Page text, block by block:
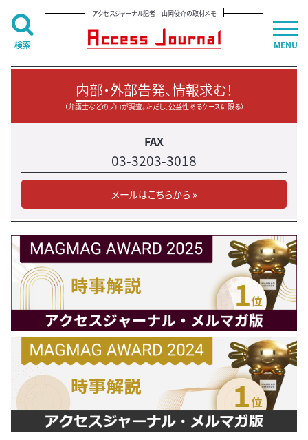
アクセスジャーナル記者 山岡俊介の取材メモ
内部・外部告発、情報求む！
（弁護士などのプロが調査。ただし、公益性あるケースに限る）
FAX
03-3203-3018
メールはこちらから »
MENU
検索